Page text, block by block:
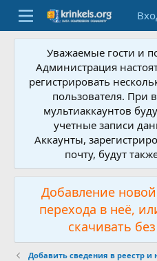
Уважаемые гости и
Администрация
регистрировать
пользователя. При
мультиаккаунтов
учетные записи
Аккаунты,
почту, будут
Добавление
перехода в неё,
скачивать
Добавить сведения в реестр и